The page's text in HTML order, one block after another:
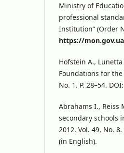
Ministry of
professional
Institution” (Order
https://mon.gov.ua
Hofstein A.,
Foundations for
No. 1. P. 28–54. DOI:
Abrahams I., Reiss
secondary schools
2012. Vol. 49, No. 8.
(in English).